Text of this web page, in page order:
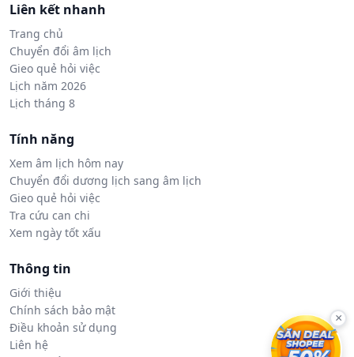
Liên kết nhanh
Trang chủ
Chuyển đổi âm lịch
Gieo quẻ hỏi việc
Lịch năm 2026
Lịch tháng 8
Tính năng
Xem âm lịch hôm nay
Chuyển đổi dương lịch sang âm lịch
Gieo quẻ hỏi việc
Tra cứu can chi
Xem ngày tốt xấu
Thông tin
Giới thiệu
Chính sách bảo mật
Điều khoản sử dụng
Liên hệ
×